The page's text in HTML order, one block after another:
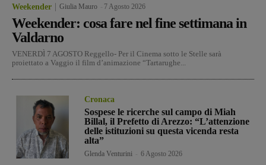
Weekender Giulia Mauro 7 Agosto 2026
Weekender: cosa fare nel fine settimana in
Valdarno
VENERDÌ 7 AGOSTO Reggello- Per il Cinema sotto le Stelle sarà
proiettato a Vaggio il film d’animazione “Tartarughe...
Cronaca
Sospese le ricerche sul campo di Miah
Billal, il Prefetto di Arezzo: “L’attenzione
delle istituzioni su questa vicenda resta
alta”
Glenda Venturini 6 Agosto 2026